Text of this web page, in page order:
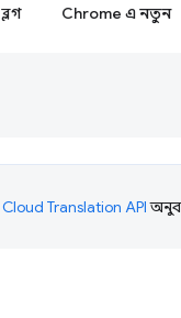
ব্লগ Chrome এ নতুন
Cloud Translation API